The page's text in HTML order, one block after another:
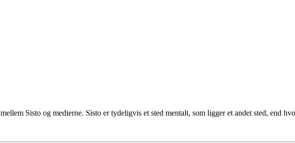
Sisto og medierne. Sisto er tydeligvis et sted mentalt, som ligger et andet sted, end